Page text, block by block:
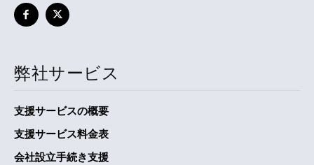
弊社サービス
支援サービスの概要
支援サービス料金表
会社設立手続き支援